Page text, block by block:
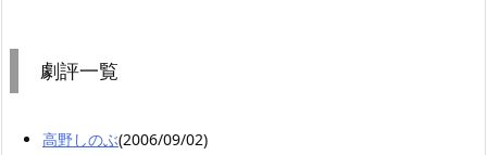
劇評一覧
高野しのぶ(2006/09/02)